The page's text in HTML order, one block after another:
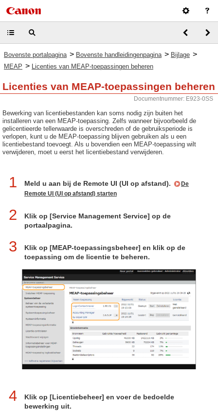
Bovenste portalpagina > Bovenste handleidingenpagina > Bijlage >
MEAP > Licenties van MEAP-toepassingen beheren
Licenties van MEAP-toepassingen beheren
Documentnummer: E923-0SS
Bewerking van licentiebestanden kan soms nodig zijn buiten het
installeren van een MEAP-toepassing. Zelfs wanneer bijvoorbeeld de
gelicentieerde tellerwaarde is overschreden of de gebruiksperiode is
verlopen, kunt u de MEAP-toepassing blijven gebruiken als u een
licentiebestand toevoegt. Als u bovendien een MEAP-toepassing wilt
verwijderen, moet u eerst het licentiebestand verwijderen.
1 Meld u aan bij de Remote UI (UI op afstand).
De
Remote UI (UI op afstand) starten
2
Klik op [Service Management Service] op de
portaalpagina.
3
Klik op [MEAP-toepassingsbeheer] en klik op de
toepassing om de licentie te beheren.
4
Klik op [Licentiebeheer] en voer de bedoelde
bewerking uit.